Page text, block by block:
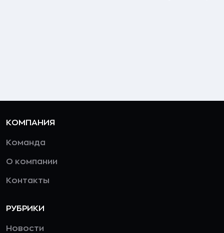
КОМПАНИЯ
Команда
О компании
Контакты
РУБРИКИ
Новости